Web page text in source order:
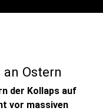
Ostern
der Kollaps auf
vor massiven